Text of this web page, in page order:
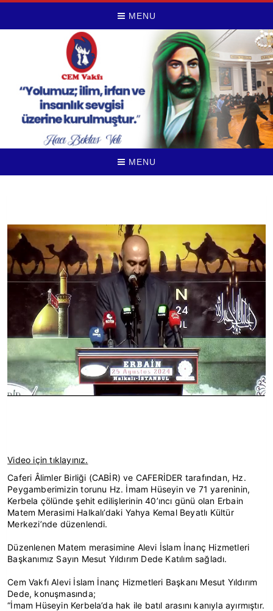
MENU
MENU
Video için tıklayınız.
Caferi Âlimler Birliği (CABİR) ve CAFERİDER tarafından, Hz.
Peygamberimizin torunu Hz. İmam Hüseyin ve 71 yareninin,
Kerbela çölünde şehit edilişlerinin 40’ıncı günü olan Erbain
Matem Merasimi Halkalı’daki Yahya Kemal Beyatlı Kültür
Merkezi’nde düzenlendi.
Düzenlenen Matem merasimine Alevi İslam İnanç Hizmetleri
Başkanımız Sayın Mesut Yıldırım Dede Katılım sağladı.
Cem Vakfı Alevi İslam İnanç Hizmetleri Başkanı Mesut Yıldırım
Dede, konuşmasında;
“İmam Hüseyin Kerbela’da hak ile batıl arasını kanıyla ayırmıştır.